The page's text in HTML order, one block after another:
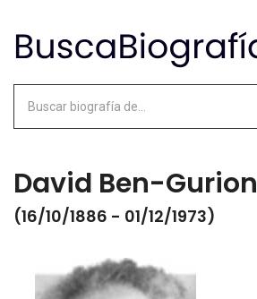
David Ben-Gurion
(16/10/1886 - 01/12/1973)